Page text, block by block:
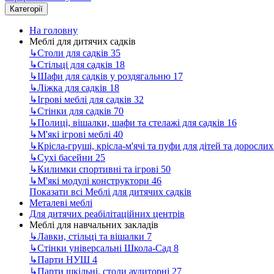
Категорії
На головну
Меблі для дитячих садків
↳Столи для садків 35
↳Стільці для садків 18
↳Шафи для садків у роздягальню 17
↳Ліжка для садків 18
↳Ігрові меблі для садків 32
↳Стінки для садків 70
↳Полиці, вішалки, шафи та стелажі для садків 16
↳М'які ігрові меблі 40
↳Крісла-груші, крісла-м'ячі та пуфи для дітей та
↳Сухі басейни 25
↳Килимки спортивні та ігрові 50
↳М'які модулі конструктори 46
Показати всі Меблі для дитячих садків
Металеві меблі
Для дитячих реабілітаційних центрів
Меблі для навчальних закладів
↳Лавки, стільці та вішалки 7
↳Стінки універсальні Школа-Сад 8
↳Парти НУШ 4
↳Парти шкільні, столи аудиторні 27